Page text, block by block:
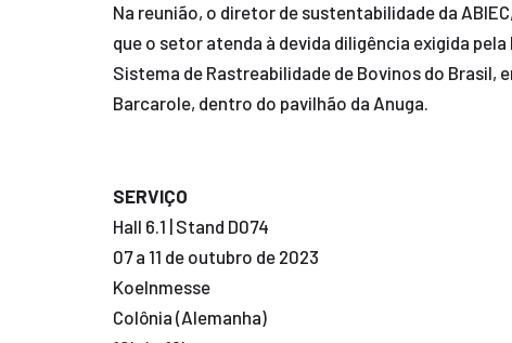
Na reunião, o diretor de sustentabilidade da
que o setor atenda à devida diligência exigida
Sistema de Rastreabilidade de Bovinos do
Barcarole, dentro do pavilhão da Anuga.
SERVIÇO
Hall 6.1 | Stand D074
07 a 11 de outubro de 2023
Koelnmesse
Colônia (Alemanha)